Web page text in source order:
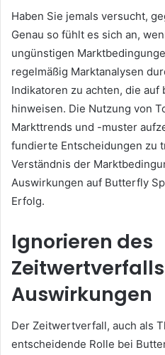
Haben Sie jemals versucht,
Genau so fühlt es sich an,
ungünstigen
regelmäßig Marktanalysen
Indikatoren zu achten, die
hinweisen. Die Nutzung von
Markttrends und -muster
fundierte Entscheidungen zu
Verständnis der
Auswirkungen auf Butterfly
Erfolg.
Ignorieren des
Auswirkungen
Der Zeitwertverfall, auch als
entscheidende Rolle bei